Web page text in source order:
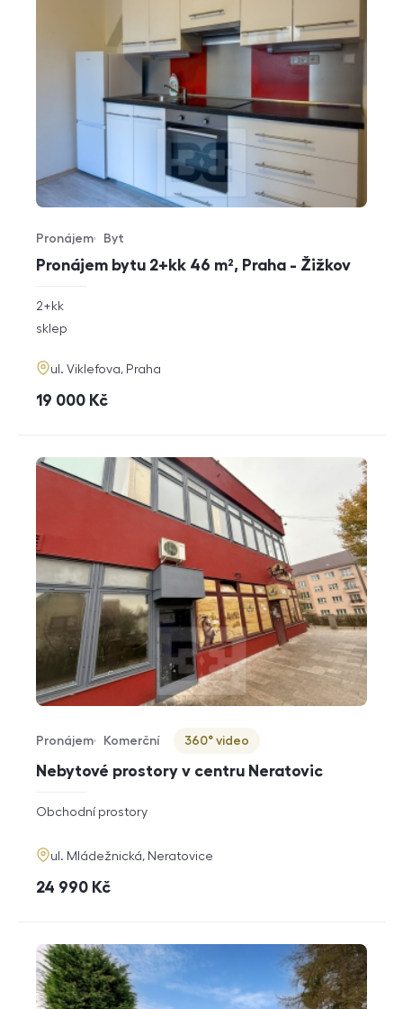
Pronájem bytu 2+kk 46 m², Praha - Žižkov
Typ nabídky
Pronájem
Typ nemovitosti
Byt
rozměry
2+kk
funkce
sklep
adresa
ul. Viklefova, Praha
cena
19 000 Kč
Nebytové prostory v centru Neratovic
Typ nabídky
Pronájem
Typ nemovitosti
Komerční
Virtuální prohlídka
360° video
rozměry
dispozice
Obchodní prostory
adresa
ul. Mládežnická, Neratovice
cena
24 990 Kč